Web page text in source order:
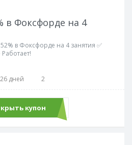
в Фоксфорде на 4
в Фоксфорде на 4 занятия ✅
26 дней 2
купонLANG52